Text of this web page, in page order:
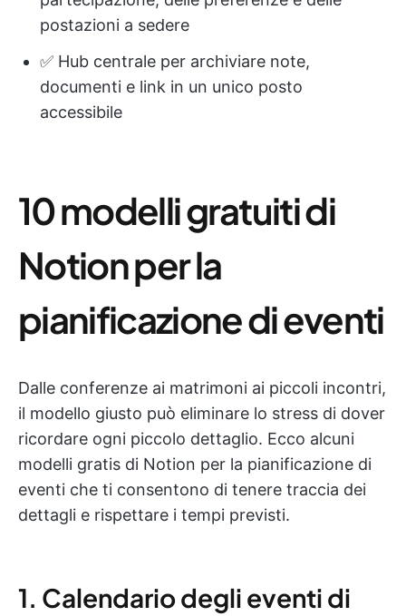
postazioni a sedere
✅ Hub centrale per archiviare note,
documenti e link in un unico posto
accessibile
10 modelli gratuiti di
Notion per la
pianificazione di eventi
Dalle conferenze ai matrimoni ai piccoli incontri,
il modello giusto può eliminare lo stress di dover
ricordare ogni piccolo dettaglio. Ecco alcuni
modelli gratis di Notion per la pianificazione di
eventi che ti consentono di tenere traccia dei
dettagli e rispettare i tempi previsti.
1. Calendario degli eventi di